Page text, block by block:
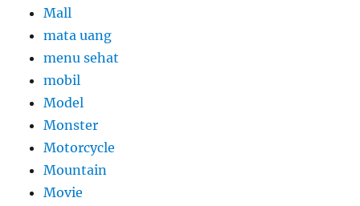
Mall
mata uang
menu sehat
mobil
Model
Monster
Motorcycle
Mountain
Movie